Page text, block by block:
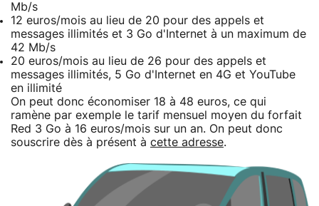
Mb/s
12 euros/mois au lieu de 20 pour des appels et
messages illimités et 3 Go d'Internet à un maximum de
42 Mb/s
20 euros/mois au lieu de 26 pour des appels et
messages illimités, 5 Go d'Internet en 4G et YouTube
en illimité
On peut donc économiser 18 à 48 euros, ce qui
ramène par exemple le tarif mensuel moyen du forfait
Red 3 Go à 16 euros/mois sur un an. On peut donc
souscrire dès à présent à cette adresse.